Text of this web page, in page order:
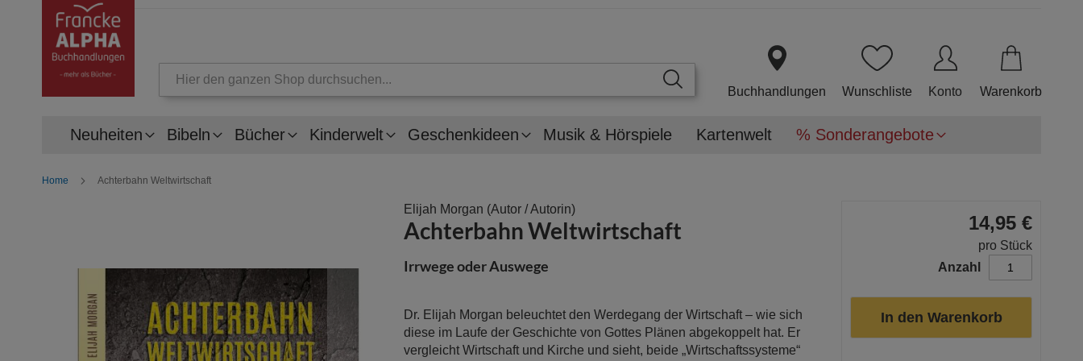
Buchhandlungen Wunschliste Konto Warenkorb
Neuheiten Bibeln Bücher Kinderwelt Geschenkideen Musik & Hörspiele Kartenwelt % Sonderangebote
Home Achterbahn Weltwirtschaft
Elijah Morgan (Autor / Autorin)
Achterbahn Weltwirtschaft
Irrwege oder Auswege
Dr. Elijah Morgan beleuchtet den Werdegang der Wirtschaft – wie sich
diese im Laufe der Geschichte von Gottes Plänen abgekoppelt hat. Er
vergleicht Wirtschaft und Kirche und sieht, beide „Wirtschaftssysteme“
14,95 €
pro Stück
Anzahl
In den Warenkorb